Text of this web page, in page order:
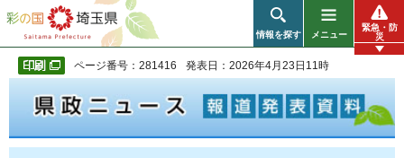
彩の国 埼玉県
情報を探す メニュー
緊急・防
災
ページ番号：281416 発表日：2026年4月23日11時